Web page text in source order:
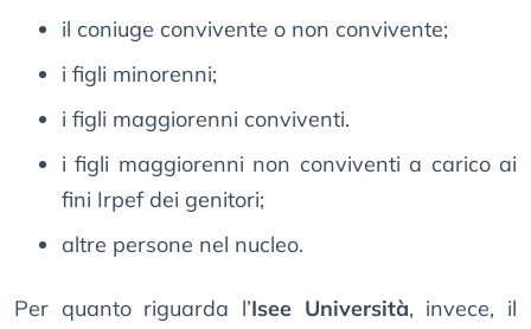
il coniuge convivente o non convivente;
i figli minorenni;
i figli maggiorenni conviventi.
i figli maggiorenni non conviventi a carico ai
fini Irpef dei genitori;
altre persone nel nucleo.
Per quanto riguarda l’Isee Università, invece, il